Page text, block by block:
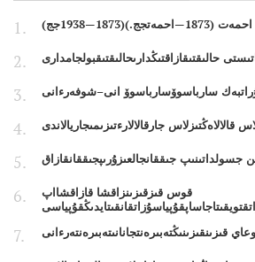
حالىقتىقازاقتىڭدارىحالىقتىقبولجامدارى
سارباسوۆسارباسوۆ انى–شوفەرءانى
جارقالالارءتىزىمىجاريالاندى
جىققانجالعىزۇرىپجىققانقازاق
قوس قىزقىزىنزاقشا قازاقشااپ
قىزىنقىزىنىڭتەبىرەنتجانانىتەبىرەنتەرءانى